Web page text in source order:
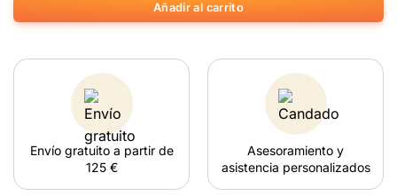
Añadir al carrito
Envío gratuito a partir de
125 €
Asesoramiento y
asistencia personalizados